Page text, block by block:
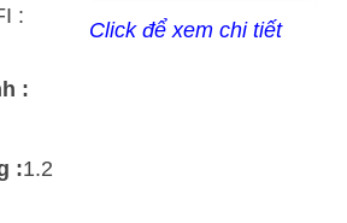
:
:
:1.2
Click để xem chi tiết